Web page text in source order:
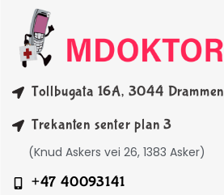
Tollbugata 16A, 3044 Drammen
Trekanten senter plan 3
(Knud Askers vei 26, 1383 Asker)
+47 40093141